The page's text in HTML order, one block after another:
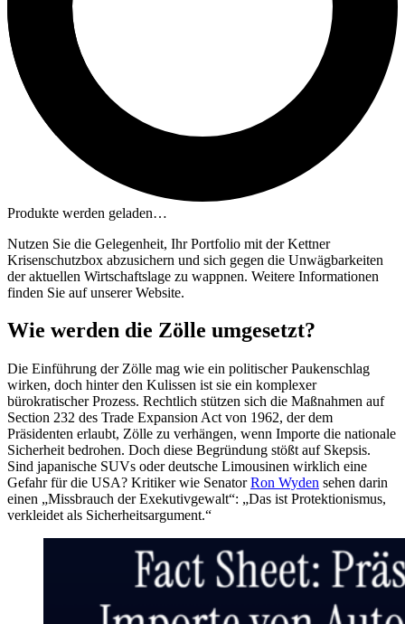
Produkte werden geladen…
Nutzen Sie die Gelegenheit, Ihr Portfolio mit der Kettner
Krisenschutzbox abzusichern und sich gegen die Unwägbarkeiten
der aktuellen Wirtschaftslage zu wappnen. Weitere Informationen
finden Sie auf unserer Website.
Wie werden die Zölle umgesetzt?
Die Einführung der Zölle mag wie ein politischer Paukenschlag
wirken, doch hinter den Kulissen ist sie ein komplexer
bürokratischer Prozess. Rechtlich stützen sich die Maßnahmen auf
Section 232 des Trade Expansion Act von 1962, der dem
Präsidenten erlaubt, Zölle zu verhängen, wenn Importe die nationale
Sicherheit bedrohen. Doch diese Begründung stößt auf Skepsis.
Sind japanische SUVs oder deutsche Limousinen wirklich eine
Gefahr für die USA? Kritiker wie SenatorRon Wyden sehen darin
einen „Missbrauch der Exekutivgewalt“: „Das ist Protektionismus,
verkleidet als Sicherheitsargument.“